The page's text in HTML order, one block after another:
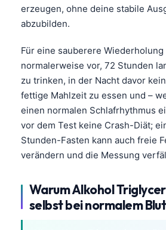
erzeugen, ohne deine stabile
abzubilden.
Für eine sauberere Wiederholung
normalerweise vor, 72 Stunden
zu trinken, in der Nacht davor
fettige Mahlzeit zu essen und –
einen normalen Schlafrhythmus
vor dem Test keine Crash-Diät;
Stunden-Fasten kann auch freie
verändern und die Messung
Warum Alkohol
selbst bei normalem